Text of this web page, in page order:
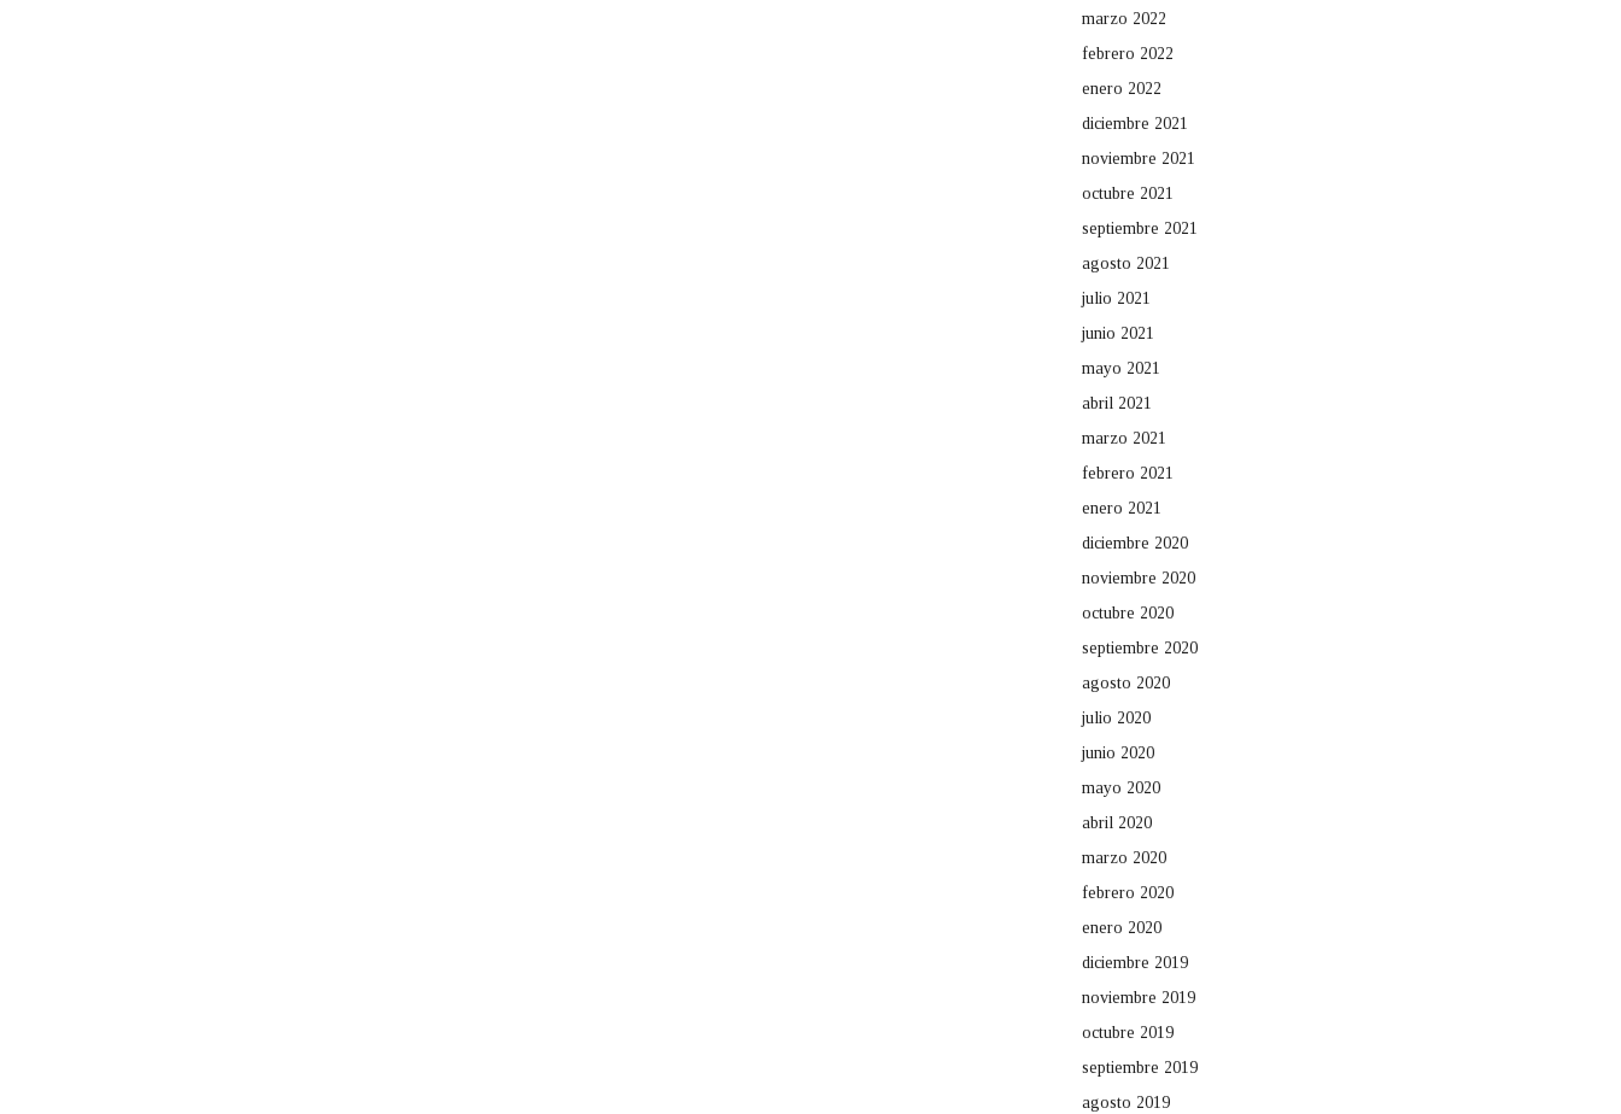
marzo 2022
febrero 2022
enero 2022
diciembre 2021
noviembre 2021
octubre 2021
septiembre 2021
agosto 2021
julio 2021
junio 2021
mayo 2021
abril 2021
marzo 2021
febrero 2021
enero 2021
diciembre 2020
noviembre 2020
octubre 2020
septiembre 2020
agosto 2020
julio 2020
junio 2020
mayo 2020
abril 2020
marzo 2020
febrero 2020
enero 2020
diciembre 2019
noviembre 2019
octubre 2019
septiembre 2019
agosto 2019